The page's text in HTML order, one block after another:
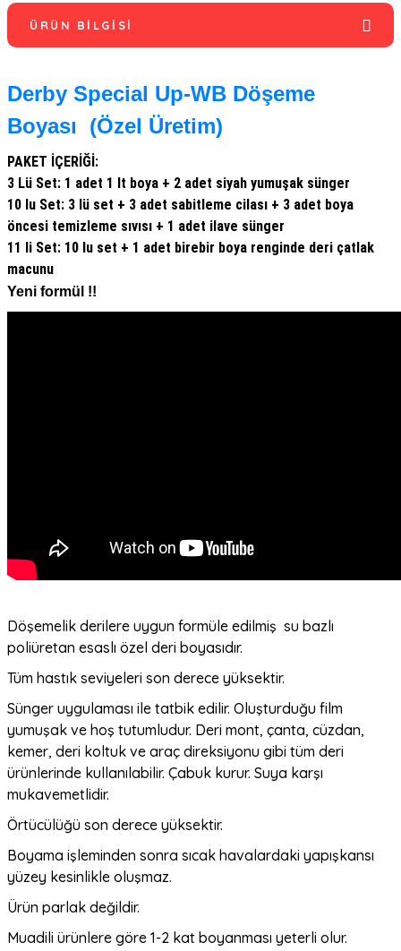
ÜRÜN BILGISI
Derby Special Up-WB Döşeme
Boyası (Özel Üretim)
PAKET İÇERİĞİ:
3 Lü Set: 1 adet 1 lt boya + 2 adet siyah yumuşak sünger
10 lu Set: 3 lü set + 3 adet sabitleme cilası + 3 adet boya
öncesi temizleme sıvısı + 1 adet ilave sünger
11 li Set: 10 lu set + 1 adet birebir boya renginde deri çatlak
macunu
Yeni formül !!
Döşemelik derilere uygun formüle edilmiş su bazlı
poliüretan esaslı özel deri boyasıdır.
Tüm hastık seviyeleri son derece yüksektir.
Sünger uygulaması ile tatbik edilir. Oluşturduğu film
yumuşak ve hoş tutumludur. Deri mont, çanta, cüzdan,
kemer, deri koltuk ve araç direksiyonu gibi tüm deri
ürünlerinde kullanılabilir. Çabuk kurur. Suya karşı
mukavemetlidir.
Örtücülüğü son derece yüksektir.
Boyama işleminden sonra sıcak havalardaki yapışkansı
yüzey kesinlikle oluşmaz.
Ürün parlak değildir.
Muadili ürünlere göre 1-2 kat boyanması yeterli olur.